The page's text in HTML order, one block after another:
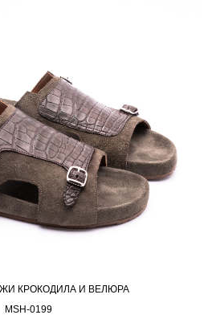
КРОКОДИЛА И ВЕЛЮРА
MSH-0199